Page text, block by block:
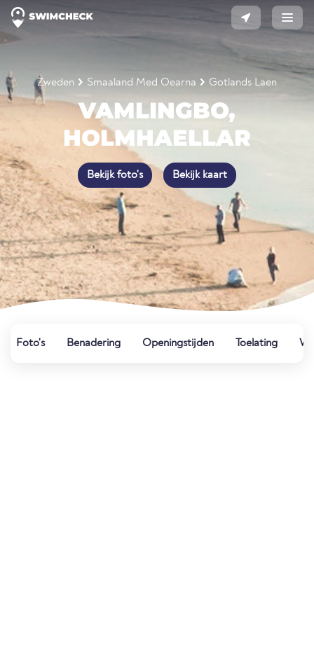
Zweden Smaaland Med Oearna Gotlands Laen
VAMLINGBO,
HOLMHAELLAR
Bekijk foto's Bekijk kaart
Foto's Benadering Openingstijden Toelating